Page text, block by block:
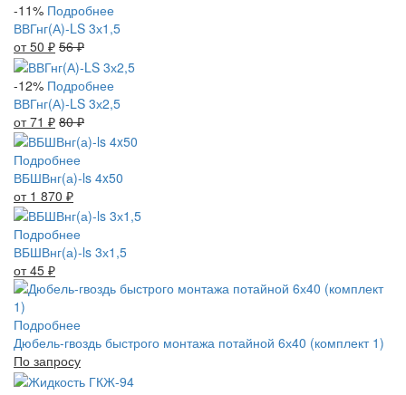
-11% Подробнее
ВВГнг(А)-LS 3х1,5
от 50 ₽ 56₽
-12% Подробнее
ВВГнг(А)-LS 3х2,5
от 71 ₽ 80₽
Подробнее
ВБШВнг(а)-ls 4x50
от 1 870 ₽
Подробнее
ВБШВнг(а)-ls 3х1,5
от 45 ₽
Подробнее
Дюбель-гвоздь быстрого монтажа потайной 6х40 (комплект 1)
По запросу